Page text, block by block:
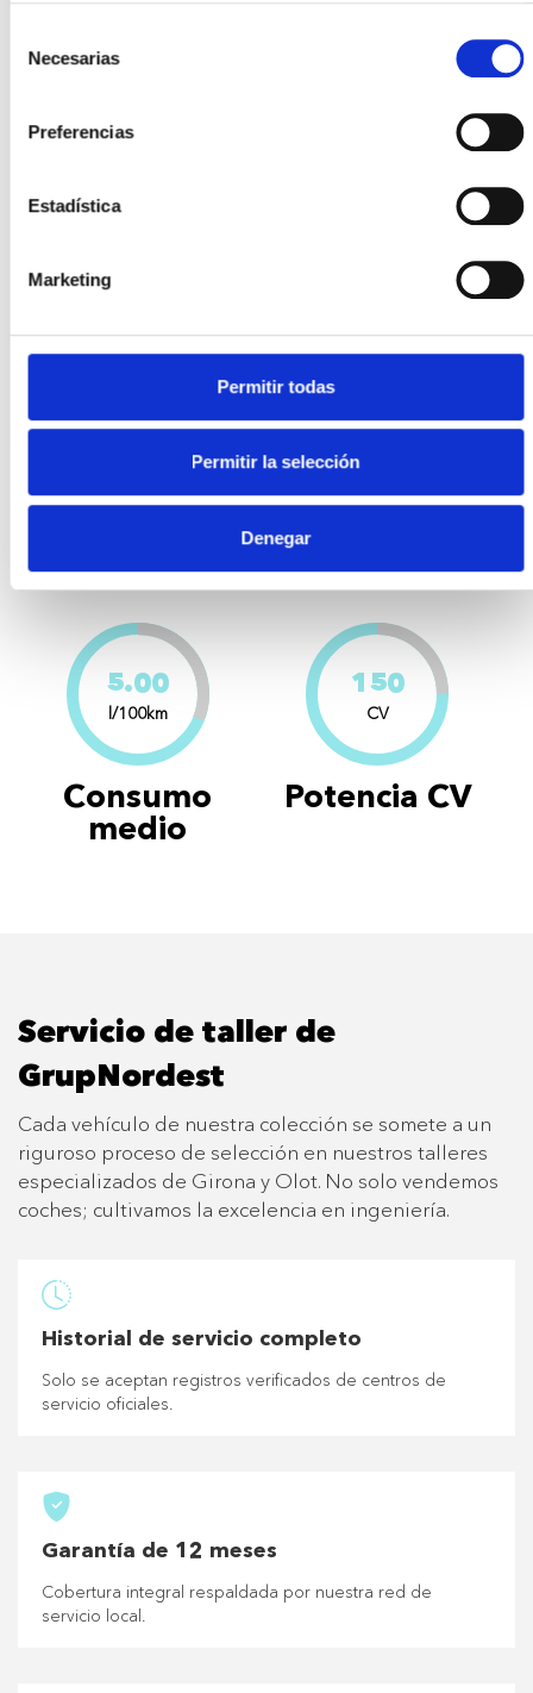
Necesarias
Preferencias
Estadística
Marketing
Permitir todas
Permitir la selección
Denegar
Plazas
Puertas
12
Población
Palafrugell
Prestaciones y
5.00
l/100km
Consumo
medio
150
CV
Potencia CV
Servicio de taller de
GrupNordest
Cada vehículo de nuestra colección se somete a un
riguroso proceso de selección en nuestros talleres
especializados de Girona y Olot. No solo vendemos
coches; cultivamos la excelencia en ingeniería.
Historial de servicio completo
Solo se aceptan registros verificados de centros de
servicio oficiales.
Garantía de 12 meses
Cobertura integral respaldada por nuestra red de
servicio local.